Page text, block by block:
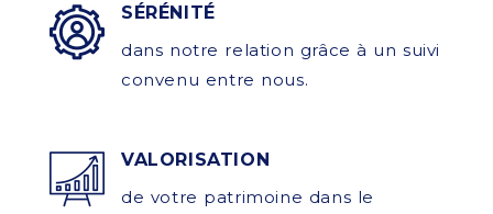
SÉRÉNITÉ
dans notre relation grâce à un suivi
convenu entre nous.
VALORISATION
de votre patrimoine dans le